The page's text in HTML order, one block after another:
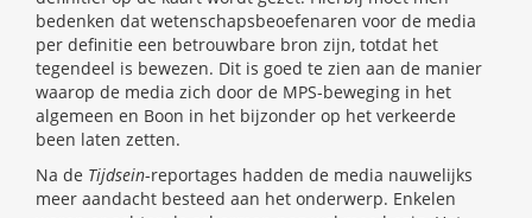
bedenken dat wetenschapsbeoefenaren voor de media
per definitie een betrouwbare bron zijn, totdat het
tegendeel is bewezen. Dit is goed te zien aan de manier
waarop de media zich door de MPS-beweging in het
algemeen en Boon in het bijzonder op het verkeerde
been laten zetten.
Na de Tijdsein-reportages hadden de media nauwelijks
meer aandacht besteed aan het onderwerp. Enkelen